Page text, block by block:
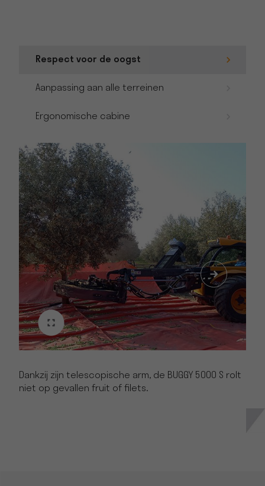
Respect voor de oogst
Aanpassing aan alle terreinen
Ergonomische cabine
Dankzij zijn telescopische arm, de BUGGY 5000 S rolt
niet op gevallen fruit of filets.